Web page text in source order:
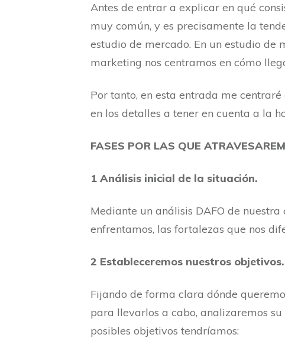
Antes de entrar a explicar en qué
muy común, y es precisamente la
estudio de mercado. En un estudio de
marketing nos centramos en cómo
Por tanto, en esta entrada me
en los detalles a tener en cuenta a la
FASES POR LAS QUE
1 Análisis inicial de la situación.
Mediante un análisis DAFO de
enfrentamos, las fortalezas que nos
2 Estableceremos nuestros objetivos.
Fijando de forma clara dónde
para llevarlos a cabo, analizaremos
posibles objetivos tendríamos: